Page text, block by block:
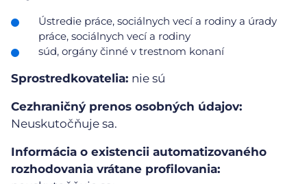
Ústredie práce, sociálnych vecí a rodiny a úrady
práce, sociálnych vecí a rodiny
súd, orgány činné v trestnom konaní
Sprostredkovatelia: nie sú
Cezhraničný prenos osobných údajov:
Neuskutočňuje sa.
Informácia o existencii automatizovaného
rozhodovania vrátane profilovania: